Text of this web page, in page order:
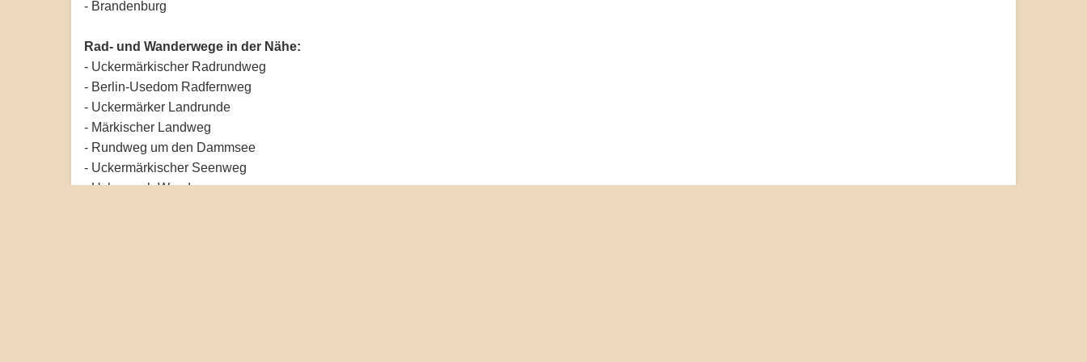
- Brandenburg
Rad- und Wanderwege in der Nähe:
- Uckermärkischer Radrundweg
- Berlin-Usedom Radfernweg
- Uckermärker Landrunde
- Märkischer Landweg
- Rundweg um den Dammsee
- Uckermärkischer Seenweg
- Uckermark-Wanderweg